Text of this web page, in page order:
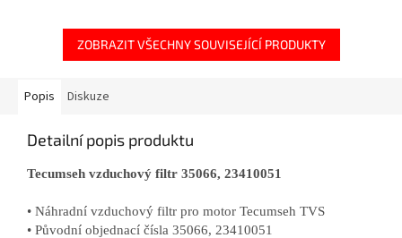
ZOBRAZIT VŠECHNY SOUVISEJÍCÍ PRODUKTY
Popis Diskuze
Detailní popis produktu
Tecumseh vzduchový filtr 35066, 23410051
• Náhradní vzduchový filtr pro motor Tecumseh TVS
• Původní objednací čísla 35066, 23410051